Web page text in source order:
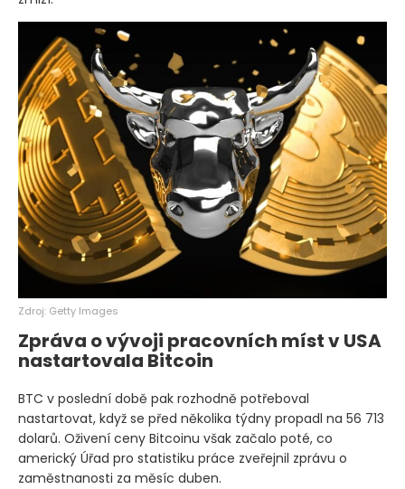
Zdroj: Getty Images
Zpráva o vývoji pracovních míst v USA
nastartovala Bitcoin
BTC v poslední době pak rozhodně potřeboval
nastartovat, když se před několika týdny propadl na 56 713
dolarů. Oživení ceny Bitcoinu však začalo poté, co
americký Úřad pro statistiku práce zveřejnil zprávu o
zaměstnanosti za měsíc duben.